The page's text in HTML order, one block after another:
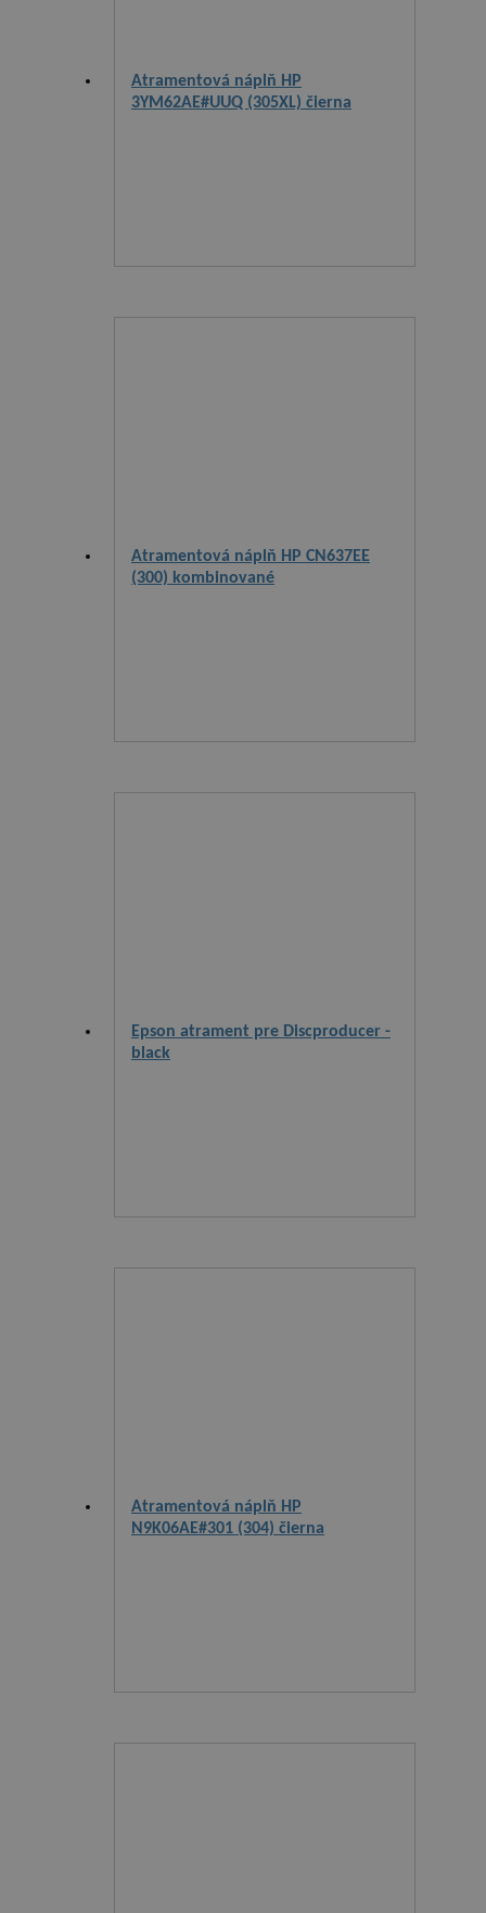
Atramentová náplň HP
3YM62AE#UUQ (305XL) čierna
Atramentová náplň HP CN637EE
(300) kombinované
Epson atrament pre Discproducer -
black
Atramentová náplň HP
N9K06AE#301 (304) čierna